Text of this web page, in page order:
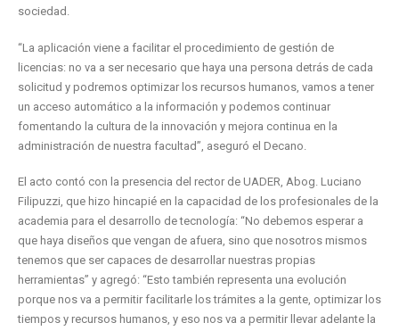
sociedad.
“La aplicación viene a facilitar el procedimiento de gestión de
licencias: no va a ser necesario que haya una persona detrás de cada
solicitud y podremos optimizar los recursos humanos, vamos a tener
un acceso automático a la información y podemos continuar
fomentando la cultura de la innovación y mejora continua en la
administración de nuestra facultad”, aseguró el Decano.
El acto contó con la presencia del rector de UADER, Abog. Luciano
Filipuzzi, que hizo hincapié en la capacidad de los profesionales de la
academia para el desarrollo de tecnología: “No debemos esperar a
que haya diseños que vengan de afuera, sino que nosotros mismos
tenemos que ser capaces de desarrollar nuestras propias
herramientas” y agregó: “Esto también representa una evolución
porque nos va a permitir facilitarle los trámites a la gente, optimizar los
tiempos y recursos humanos, y eso nos va a permitir llevar adelante la